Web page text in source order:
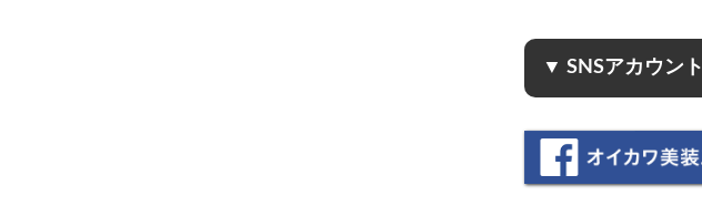
▼ SNSアカウント